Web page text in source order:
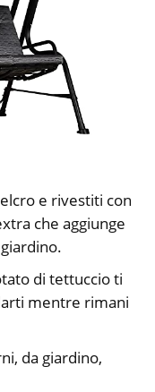
e rivestiti con
che aggiunge
di tettuccio ti
mentre rimani
da giardino,